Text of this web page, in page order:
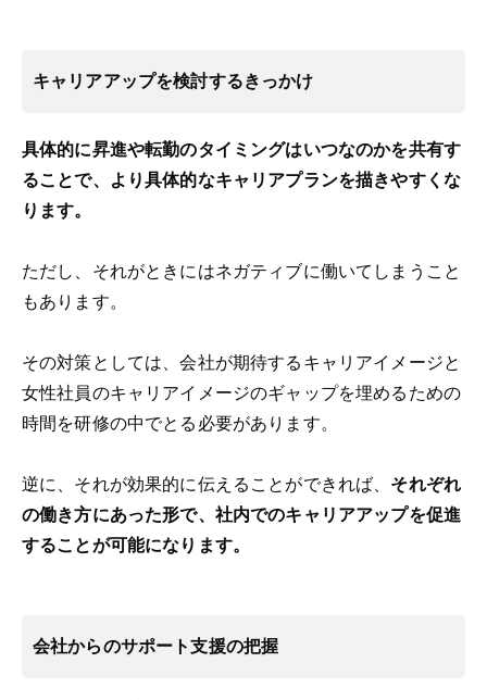
キャリアアップを検討するきっかけ
具体的に昇進や転勤のタイミングはいつなのかを共有す
ることで、より具体的なキャリアプランを描きやすくな
ります。
ただし、それがときにはネガティブに働いてしまうこと
もあります。
その対策としては、会社が期待するキャリアイメージと
女性社員のキャリアイメージのギャップを埋めるための
時間を研修の中でとる必要があります。
逆に、それが効果的に伝えることができれば、 それぞれ
の働き方にあった形で、社内でのキャリアアップを促進
することが可能になります。
会社からのサポート支援の把握